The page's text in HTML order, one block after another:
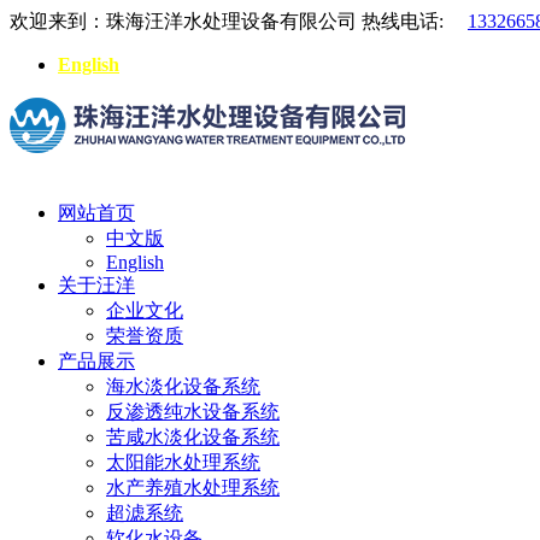
欢迎来到：珠海汪洋水处理设备有限公司 热线电话:
English
网站首页
中文版
English
关于汪洋
企业文化
荣誉资质
产品展示
海水淡化设备系统
反渗透纯水设备系统
苦咸水淡化设备系统
太阳能水处理系统
水产养殖水处理系统
超滤系统